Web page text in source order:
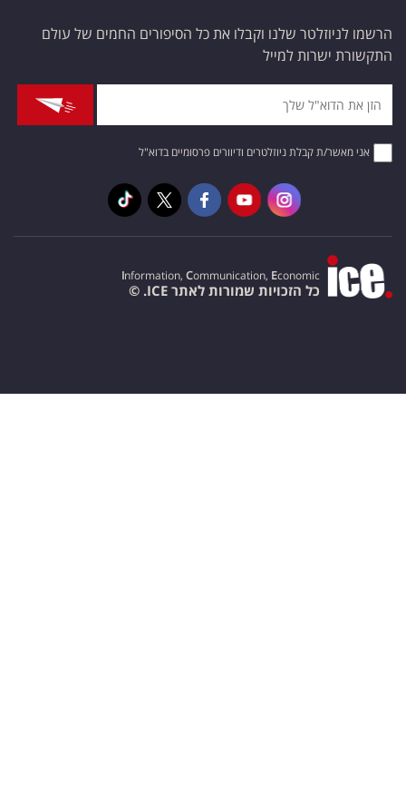
הרשמו לניוזלטר שלנו וקבלו את כל הסיפורים החמים של עולם
התקשורת ישרות למייל
אני מאשר/ת קבלת ניוזלטרים ודיוורים פרסומיים בדוא"ל
Information, Communication, Economic
כל הזכויות שמורות לאתר ICE. ©